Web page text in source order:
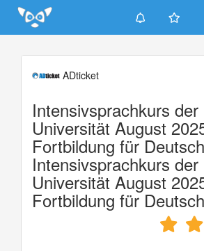
Update cookies preferences
ADticket
Intensivsprachkurs
Universität August
Fortbildung für
Intensivsprachkurs
Universität August
Fortbildung für